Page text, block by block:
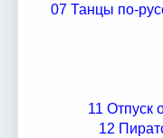
07 Танцы по-
11 Отпуск
12